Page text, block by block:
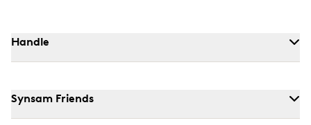
Handle
Synsam Friends